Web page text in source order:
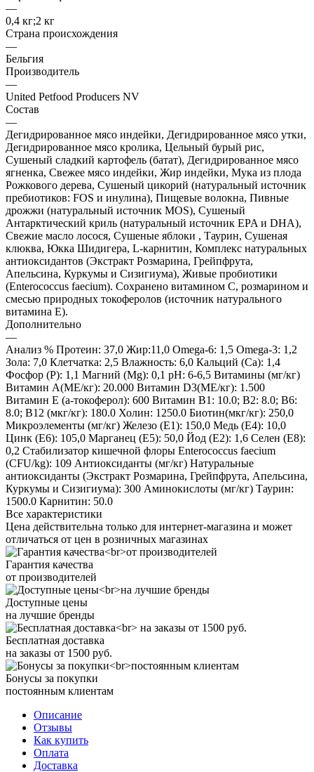
—
0,4 кг;2 кг
Страна происхождения
—
Бельгия
Производитель
—
United Petfood Producers NV
Состав
—
Дегидрированное мясо индейки, Дегидрированное мясо утки,
Дегидрированное мясо кролика, Цельный бурый рис,
Сушеный сладкий картофель (батат), Дегидрированное мясо
ягненка, Свежее мясо индейки, Жир индейки, Мука из плода
Рожкового дерева, Сушеный цикорий (натуральный источник
пребиотиков: FOS и инулина), Пищевые волокна, Пивные
дрожжи (натуральный источник MOS), Cушеный
Антарктический криль (натуральный источник EPA и DHA),
Свежие масло лосося, Сушеные яблоки , Таурин, Сушеная
клюква, Юкка Шидигера, L-карнитин, Комплекс натуральных
антиоксидантов (Экстракт Розмарина, Грейпфрута,
Апельсина, Куркумы и Сизигиума), Живые пробиотики
(Enterococcus faecium). Сохранено витамином С, розмарином и
смесью природных токоферолов (источник натурального
витамина Е).
Дополнительно
—
Анализ % Протеин: 37,0 Жир:11,0 Omega-6: 1,5 Omega-3: 1,2
Зола: 7,0 Клетчатка: 2,5 Влажность: 6,0 Кальций (Са): 1,4
Фосфор (P): 1,1 Магний (Mg): 0,1 pH: 6-6,5 Витамины (мг/кг)
Витамин A(МЕ/кг): 20.000 Витамин D3(МЕ/кг): 1.500
Витамин E (a-токоферол): 600 Витамин В1: 10.0; B2: 8.0; B6:
8.0; B12 (мкг/кг): 180.0 Холин: 1250.0 Биотин(мкг/кг): 250,0
Микроэлементы (мг/кг) Железо (E1): 150,0 Медь (Е4): 10,0
Цинк (E6): 105,0 Марганец (E5): 50,0 Йод (E2): 1,6 Селен (E8):
0,2 Стабилизатор кишечной флоры Enterococcus faecium
(CFU/kg): 109 Антиоксиданты (мг/кг) Натуральные
антиоксиданты (Экстракт Розмарина, Грейпфрута, Апельсина,
Куркумы и Сизигиума): 300 Аминокислоты (мг/кг) Таурин:
1500.0 Карнитин: 50.0
Все характеристики
Цена действительна только для интернет-магазина и может
отличаться от цен в розничных магазинах
Гарантия качества
от производителей
Доступные цены
на лучшие бренды
Бесплатная доставка
на заказы от 1500 руб.
Бонусы за покупки
постоянным клиентам
Описание
Отзывы
Как купить
Оплата
Доставка